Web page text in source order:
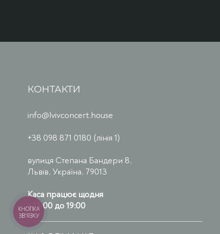
КОНТАКТИ
info@lvivconcert.house
+38 098 871 0180 (лінія 1)
вулиця Степана Бандери 8,
Львів, Україна, 79013
Каса працює щодня
з 13:00 до 19:00
КНОПКА
ЗВ'ЯЗКУ